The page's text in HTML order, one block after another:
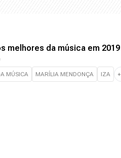
melhores da música em 2019
MÚSICA MARÍLIA MENDONÇA IZA +